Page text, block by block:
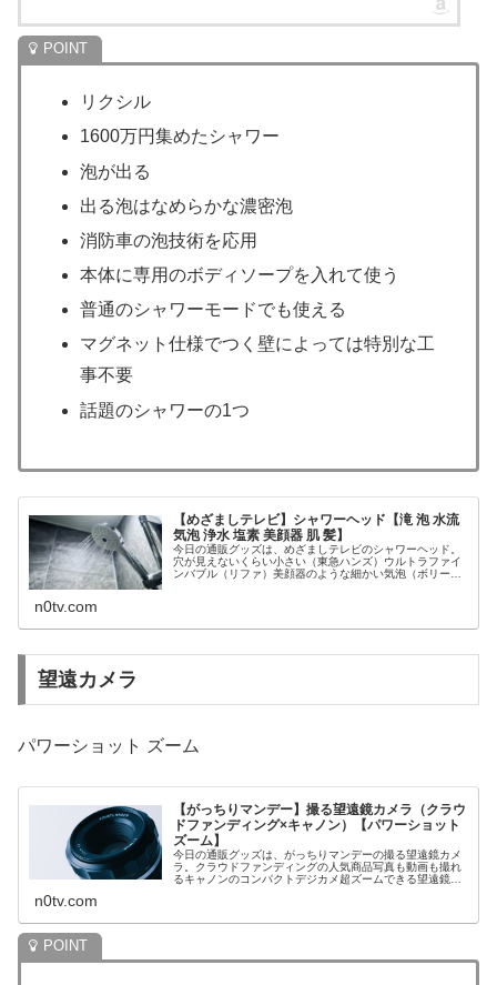
リクシル
1600万円集めたシャワー
泡が出る
出る泡はなめらかな濃密泡
消防車の泡技術を応用
本体に専用のボディソープを入れて使う
普通のシャワーモードでも使える
マグネット仕様でつく壁によっては特別な工
事不要
話題のシャワーの1つ
【めざましテレビ】シャワーヘッド【滝 泡 水流
気泡 浄水 塩素 美顔器 肌 髪】
今日の通販グッズは、めざましテレビのシャワーヘッド。
穴が見えないくらい小さい（東急ハンズ）ウルトラファイ
ンバブル（リファ）美顔器のような細かい気泡（ボリー
n0tv.com
望遠カメラ
パワーショット ズーム
【がっちりマンデー】撮る望遠鏡カメラ（クラウ
ドファンディング×キャノン）【パワーショット
ズーム】
今日の通販グッズは、がっちりマンデーの撮る望遠鏡カメ
ラ。クラウドファンディングの人気商品写真も動画も撮れ
るキャノンのコンパクトデジカメ超ズームできる望遠鏡カ
n0tv.com